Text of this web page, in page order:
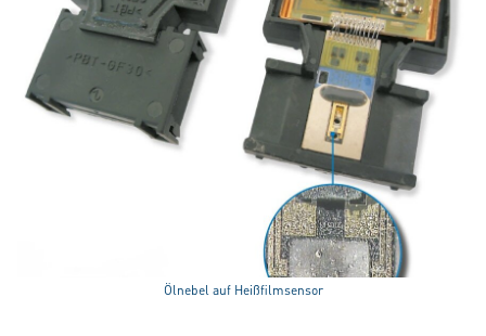
Ölnebel auf Heißfilmsensor